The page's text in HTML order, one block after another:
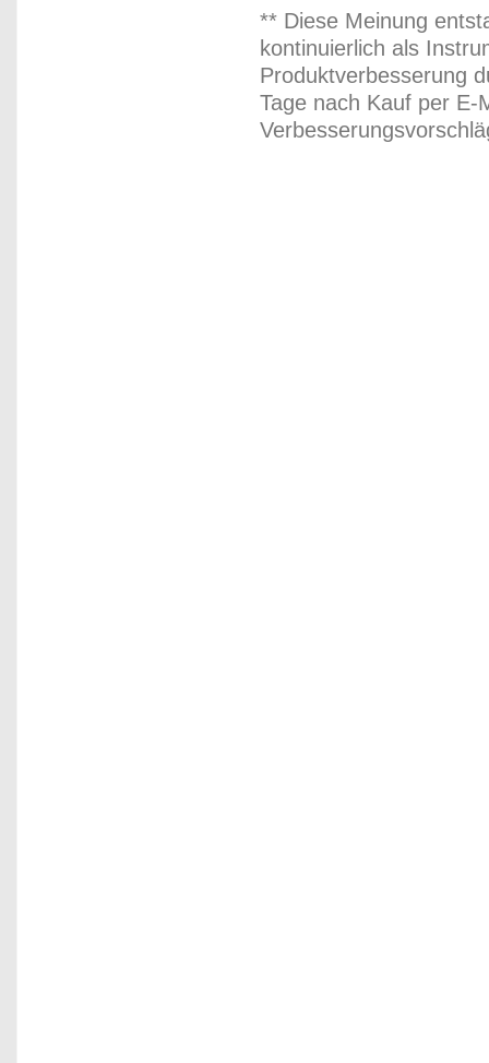
** Diese Meinung
kontinuierlich als
Produktverbesserung
Tage nach Kauf per E-